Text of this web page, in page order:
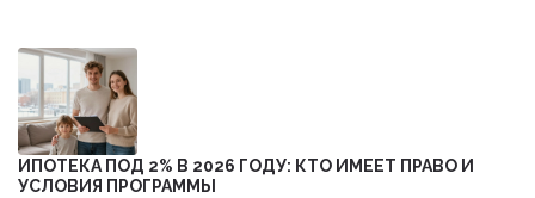
ИПОТЕКА ПОД 2% В 2026 ГОДУ: КТО ИМЕЕТ ПРАВО И
УСЛОВИЯ ПРОГРАММЫ